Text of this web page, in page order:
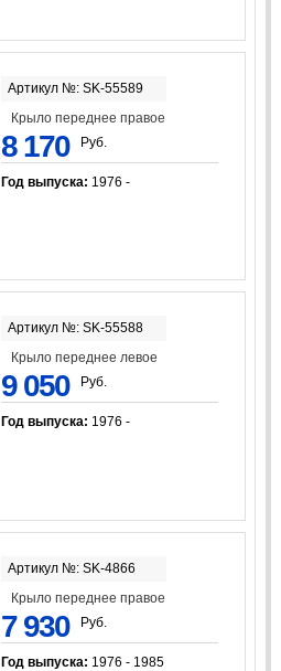
Артикул №: SK-55589
Крыло переднее правое
8 170 Руб.
Год выпуска: 1976 -
Артикул №: SK-55588
Крыло переднее левое
9 050 Руб.
Год выпуска: 1976 -
Артикул №: SK-4866
Крыло переднее правое
7 930 Руб.
Год выпуска: 1976 - 1985